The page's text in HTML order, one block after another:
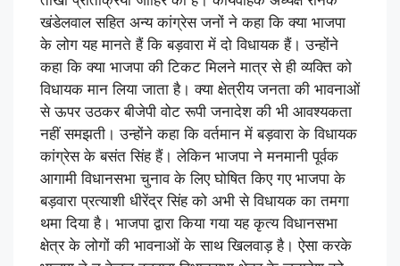
खंडेलवाल सहित अन्य कांग्रेस जनों ने कहा कि क्या भाजपा
के लोग यह मानते हैं कि बड़वारा में दो विधायक हैं। उन्होंने
कहा कि क्या भाजपा की टिकट मिलने मात्र से ही व्यक्ति को
विधायक मान लिया जाता है। क्या क्षेत्रीय जनता की भावनाओं
से ऊपर उठकर बीजेपी वोट रूपी जनादेश की भी आवश्यकता
नहीं समझती। उन्होंने कहा कि वर्तमान में बड़वारा के विधायक
कांग्रेस के बसंत सिंह हैं। लेकिन भाजपा ने मनमानी पूर्वक
आगामी विधानसभा चुनाव के लिए घोषित किए गए भाजपा के
बड़वारा प्रत्याशी धीरेंद्र सिंह को अभी से विधायक का तमगा
थमा दिया है। भाजपा द्वारा किया गया यह कृत्य विधानसभा
क्षेत्र के लोगों की भावनाओं के साथ खिलवाड़ है। ऐसा करके